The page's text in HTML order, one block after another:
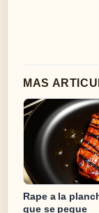
MAS
Rape a la
que se pegue